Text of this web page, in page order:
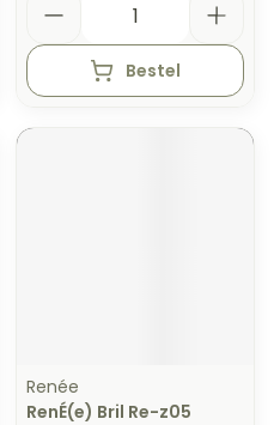
Bestel
Renée
RenÉ(e) Bril Re-z05